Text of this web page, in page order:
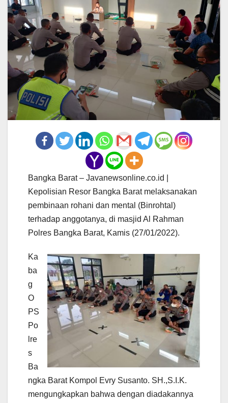
Bangka Barat – Javanewsonline.co.id |
Kepolisian Resor Bangka Barat melaksanakan
pembinaan rohani dan mental (Binrohtal)
terhadap anggotanya, di masjid Al Rahman
Polres Bangka Barat, Kamis (27/01/2022).
Ka
ba
g
O
PS
Po
lre
s
Ba
ngka Barat Kompol Evry Susanto. SH.,S.I.K.
mengungkapkan bahwa dengan diadakannya